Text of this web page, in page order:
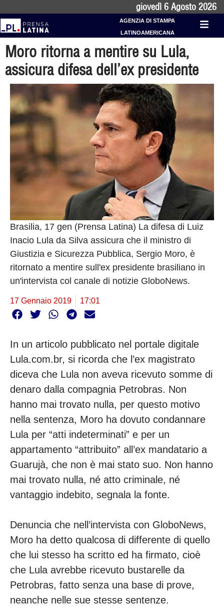
giovedì 6 Agosto 2026
AGENZIA DI STAMPA
LATINOAMERICANA
Moro ritorna a mentire su Lula,
assicura difesa dell’ex presidente
Brasilia, 17 gen (Prensa Latina) La difesa di Luiz
Inacio Lula da Silva assicura che il ministro di
Giustizia e Sicurezza Pubblica, Sergio Moro, è
ritornato a mentire sull'ex presidente brasiliano in
un'intervista col canale di notizie GloboNews.
17 Gennaio 2019 17:01
In un articolo pubblicato nel portale digitale
Lula.com.br, si ricorda che l’ex magistrato
diceva che Lula non aveva ricevuto somme di
denaro dalla compagnia Petrobras. Non
hanno mai trovato nulla, per questo motivo
nella sentenza, Moro ha dovuto condannare
Lula per “atti indeterminati” e per un
appartamento “attribuito” all’ex mandatario a
Guarujà, che non è mai stato suo. Non hanno
mai trovato nulla, né atto criminale, né
vantaggio indebito, segnala la fonte.
Denuncia che nell’intervista con GloboNews,
Moro ha detto qualcosa di differente di quello
che lui stesso ha scritto ed ha firmato, cioè
che Lula avrebbe ricevuto bustarelle da
Petrobras, fatto senza una base di prove,
neanche nelle sue stesse sentenze.